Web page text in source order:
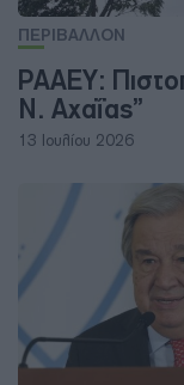
ΠΕΡΙΒΑΛΛΟΝ
ΡΑΑΕΥ:
Ν. Αχαΐας”
13 Ιουλίου 2026